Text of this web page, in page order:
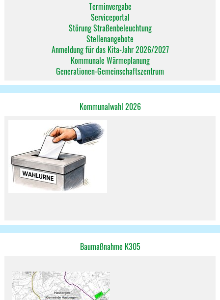
Terminvergabe
Serviceportal
Störung Straßenbeleuchtung
Stellenangebote
Anmeldung für das Kita-Jahr 2026/2027
Kommunale Wärmeplanung
Generationen-Gemeinschaftszentrum
Kommunalwahl 2026
Baumaßnahme K305